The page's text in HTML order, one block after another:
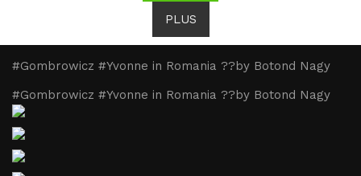
PLUS
#Gombrowicz #Yvonne in Romania ??by Botond Nagy
#Gombrowicz #Yvonne in Romania ??by Botond Nagy